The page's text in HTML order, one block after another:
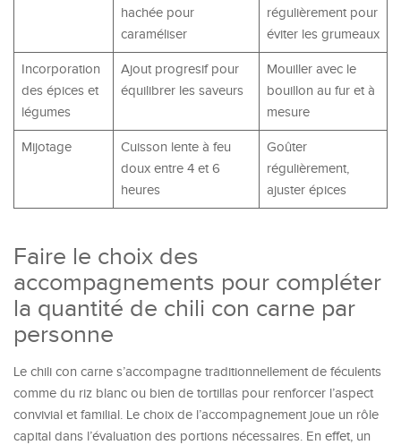
hachée pour
caraméliser
régulièrement pour
éviter les grumeaux
Incorporation
des épices et
légumes
Ajout progresif pour
équilibrer les saveurs
Mouiller avec le
bouillon au fur et à
mesure
Mijotage
Cuisson lente à feu
doux entre 4 et 6
heures
Goûter
régulièrement,
ajuster épices
Faire le choix des
accompagnements pour compléter
la quantité de chili con carne par
personne
Le chili con carne s’accompagne traditionnellement de féculents
comme du riz blanc ou bien de tortillas pour renforcer l’aspect
convivial et familial. Le choix de l’accompagnement joue un rôle
capital dans l’évaluation des portions nécessaires. En effet, un